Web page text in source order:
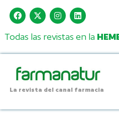
Todas las revistas en la
La revista del canal farmacia